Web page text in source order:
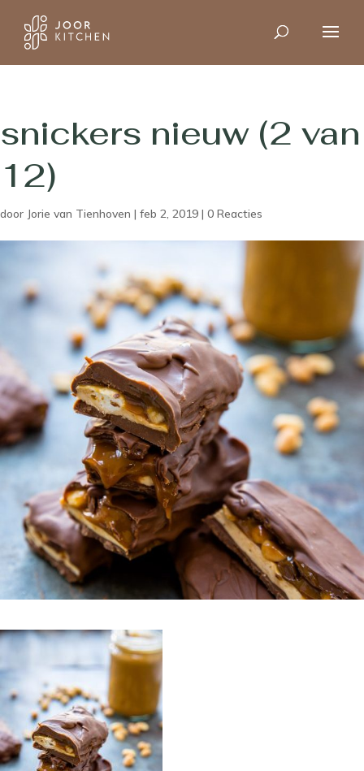
snickers nieuw (2 van
12)
door Jorie van Tienhoven | feb 2, 2019 | 0 Reacties